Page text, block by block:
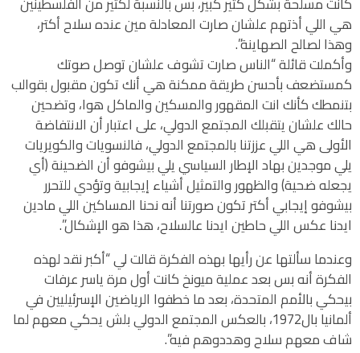
هي اللي أذتهم علشان صارت المعادلة مين عنده سلاح أكتر،
وهذا لصالح الصهاينة”.
وأكملت قائلة “الناس صارت تشوف علشان توصل صوتك
كمستضعف بأحسن طريقة ممكنة هي أنك تكون مقبول بقوالب
بتنمطك كأنك انت المقهور والمسكين والماكل هوا، وتضحين
حالك علشان يتقبلك المجتمع الدولي، على اعتبار أن الانتفاضة
الأولى هي اللي عززتنا بالمجتمع الدولي، فالنسويات والكويريات
يلي موجدين بهاد الإطار السياسي يلي بيشوفو أن الضحينة (أي
يجعله ضحية) والظهور والتمثيل أشياء إيجابية وتؤدي للتحرر
بيشوفو إيجابي أكتر تكون صورتنا أنه نحنا المساكين اللي مادين
ايدنا عكس اللي حاطين ايدنا عالسلاح، هذا هو الإشكال”.
وعندما سألتها عن رأيها بهذه الفكرة قالت لي “أكبر نقد لهذه
الفكرة أنه بس بعد عملية ميونخ كانت أول مرة ياسر عرفات
بيحكي بالأمم المتحدة، بعد ما خطفوا الرياضين الإسرئيليين في
ألمانيا بال1972، بالعكس المجتمع الدولي بلش يحكي معهم لما
شاف معهم سلاح وهددوهم فيه”.